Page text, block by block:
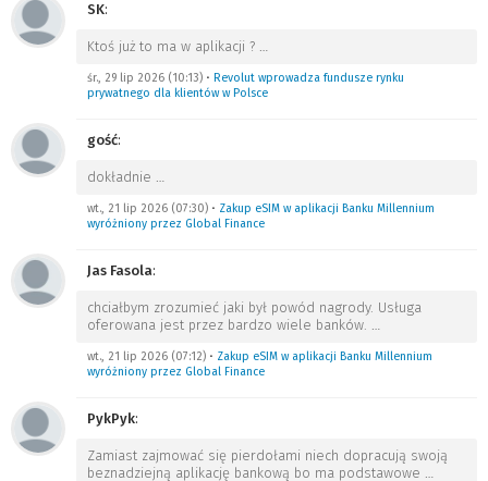
SK:
Ktoś już to ma w aplikacji ? …
śr., 29 lip 2026 (10:13) • Revolut wprowadza fundusze rynku
prywatnego dla klientów w Polsce
gość:
dokładnie …
wt., 21 lip 2026 (07:30) • Zakup eSIM w aplikacji Banku Millennium
wyróżniony przez Global Finance
Jas Fasola:
chciałbym zrozumieć jaki był powód nagrody. Usługa
oferowana jest przez bardzo wiele banków. …
wt., 21 lip 2026 (07:12) • Zakup eSIM w aplikacji Banku Millennium
wyróżniony przez Global Finance
PykPyk:
Zamiast zajmować się pierdołami niech dopracują swoją
beznadziejną aplikację bankową bo ma podstawowe …